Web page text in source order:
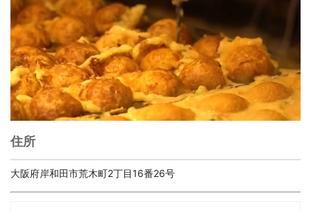
住所
大阪府岸和田市荒木町2丁目16番26号